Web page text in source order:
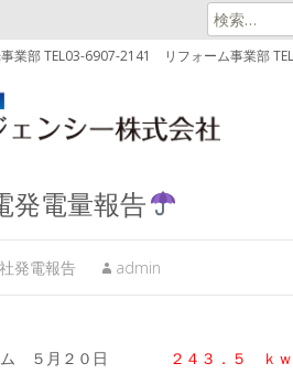
検
索:
業部 TEL03-6907-2141 リフォーム事業部
発電量報告
発電報告 admin
５月２０日
２４３．５ ｋｗ